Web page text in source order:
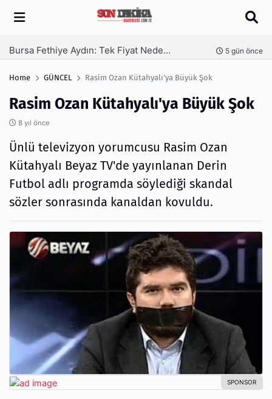
Arama
SEO Hizmeti Alırken Kandırılmamak İçin Bilinmesi Gerekenler 6 gün önce
Home GÜNCEL Rasim Ozan Kütahyalı'ya Büyük Şok
Rasim Ozan Kütahyalı'ya Büyük Şok
8 yıl önce
Ünlü televizyon yorumcusu Rasim Ozan
Kütahyalı Beyaz TV'de yayınlanan Derin
Futbol adlı programda söylediği skandal
sözler sonrasında kanaldan kovuldu.